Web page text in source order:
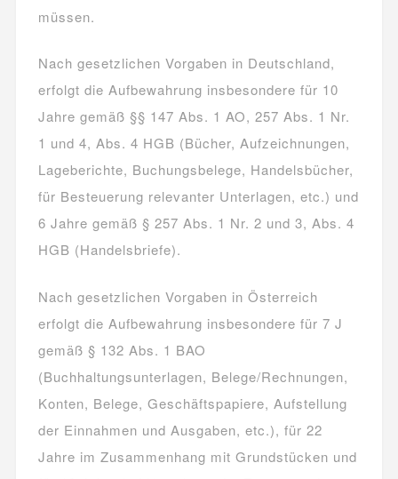
müssen.
Nach gesetzlichen Vorgaben in Deutschland,
erfolgt die Aufbewahrung insbesondere für 10
Jahre gemäß §§ 147 Abs. 1 AO, 257 Abs. 1 Nr.
1 und 4, Abs. 4 HGB (Bücher, Aufzeichnungen,
Lageberichte, Buchungsbelege, Handelsbücher,
für Besteuerung relevanter Unterlagen, etc.) und
6 Jahre gemäß § 257 Abs. 1 Nr. 2 und 3, Abs. 4
HGB (Handelsbriefe).
Nach gesetzlichen Vorgaben in Österreich
erfolgt die Aufbewahrung insbesondere für 7 J
gemäß § 132 Abs. 1 BAO
(Buchhaltungsunterlagen, Belege/Rechnungen,
Konten, Belege, Geschäftspapiere, Aufstellung
der Einnahmen und Ausgaben, etc.), für 22
Jahre im Zusammenhang mit Grundstücken und